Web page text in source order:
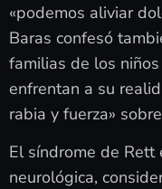
«podemos aliviar
Baras confesó
familias de los
enfrentan a su
rabia y fuerza»
El síndrome de Rett
neurológica,